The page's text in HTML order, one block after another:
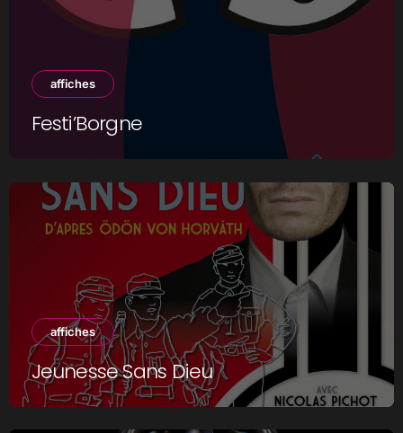
affiches
Festi’Borgne
affiches
Jeunesse Sans Dieu